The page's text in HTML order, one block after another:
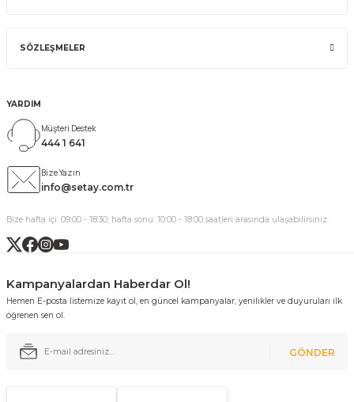
SÖZLEŞMELER
YARDIM
Müşteri Destek
444 1 641
Bize Yazın
info@setay.com.tr
Bize hafta içi: 09:00 - 18:30, hafta sonu: 10:00 - 18:00 saatleri arasında ulaşabilirsiniz.
Kampanyalardan Haberdar Ol!
Hemen E-posta listemize kayıt ol, en güncel kampanyalar, yenilikler ve duyuruları ilk
öğrenen sen ol.
GÖNDER